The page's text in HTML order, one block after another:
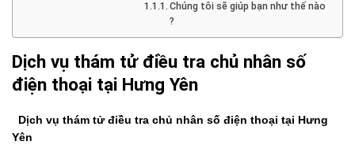
Chúng tôi sẽ giúp bạn như thế nào
?
Dịch vụ thám tử điều tra chủ nhân số
điện thoại tại Hưng Yên
Dịch vụ thám tử điều tra chủ nhân số điện thoại tại Hưng
Yên